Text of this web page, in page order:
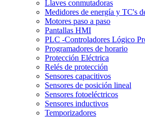
Llaves conmutadoras
Medidores de energía y TC's
Motores paso a paso
Pantallas HMI
PLC -Controladores Lógico
Programadores de horario
Protección Eléctrica
Relés de protección
Sensores capacitivos
Sensores de posición lineal
Sensores fotoeléctricos
Sensores inductivos
Temporizadores